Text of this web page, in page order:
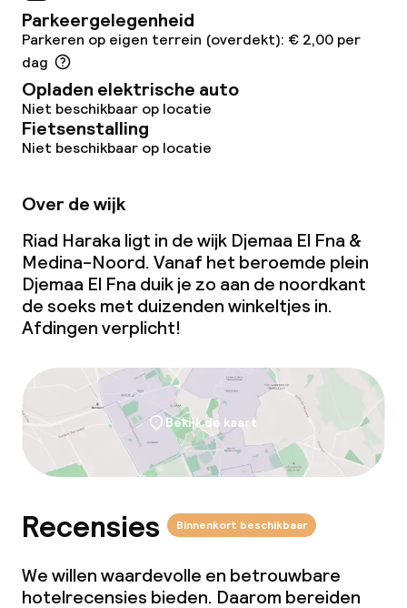
Eet- en drinkgelegenheden
Restaurant
Bar
Eet- en drinkdiensten
Ontbijt geserveerd aan tafel
Lunch à la carte
Diner, vast menu
Speciale dieetopties
Glutenvrije opties
Vegetarische opties
Babysitservice
Parkeergelegenheid
Parkeren op eigen terrein (overdekt): € 2,00 per
dag
Opladen elektrische auto
Niet beschikbaar op locatie
Fietsenstalling
Niet beschikbaar op locatie
Over de wijk
Riad Haraka ligt in de wijk Djemaa El Fna &
Medina-Noord. Vanaf het beroemde plein
Djemaa El Fna duik je zo aan de noordkant
de soeks met duizenden winkeltjes in.
Afdingen verplicht!
Bekijk de kaart
Recensies Binnenkort beschikbaar
We willen waardevolle en betrouwbare
hotelrecensies bieden. Daarom bereiden